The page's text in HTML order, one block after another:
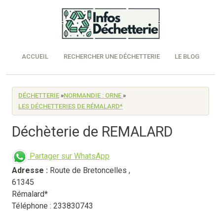
ACCUEIL RECHERCHER UNE DÉCHETTERIE LE BLOG
DÉCHETTERIE »NORMANDIE : ORNE »
LES DÉCHETTERIES DE RÉMALARD*
Déchèterie de REMALARD
Partager sur WhatsApp
Adresse : Route de Bretoncelles ,
61345
Rémalard*
Téléphone : 233830743